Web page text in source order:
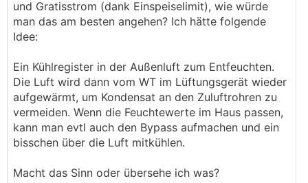
Ganze ganz nüchtern und offen durchleuchten:
Ich muss sagen, preislich sind die Geräte nicht
Aber es gibt noch ein wenig Verbesserungs-
Potential. z.B. verbauen die rel. kleine Luftfilter, die
ein recht kurzes Wechsel/Reinigungs-Intervall
bedeuten.
Wenn genügend Platz vorhanden ist, würde ich die
stattdessen größere externe Filter-Kästen, wie z.B.
und Gratisstrom (dank Einspeiselimit), wie würde
man das am besten angehen? Ich hätte folgende
Idee:
Ein Kühlregister in der Außenluft zum Entfeuchten.
Die Luft wird dann vom WT im Lüftungsgerät wieder
aufgewärmt, um Kondensat an den Zuluftrohren zu
vermeiden. Wenn die Feuchtewerte im Haus passen,
kann man evtl auch den Bypass aufmachen und ein
bisschen über die Luft mitkühlen.
Macht das Sinn oder übersehe ich was?